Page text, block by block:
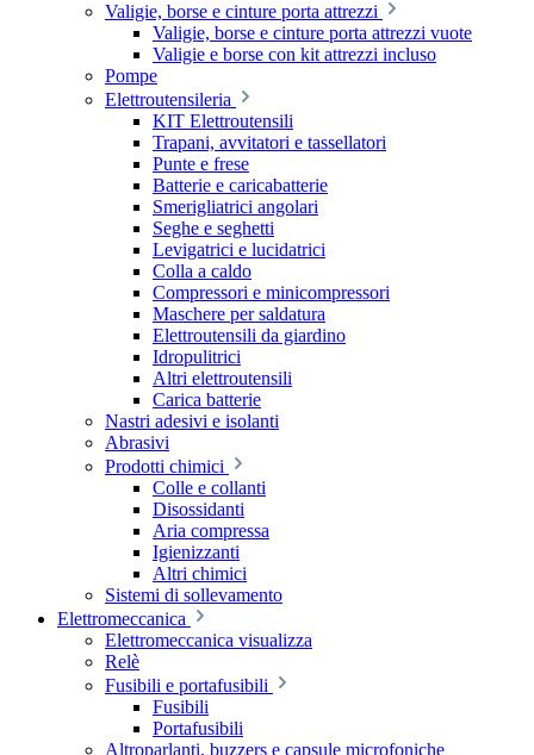
Valigie, borse e cinture porta attrezzi
Valigie, borse e cinture porta attrezzi vuote
Valigie e borse con kit attrezzi incluso
Pompe
Elettroutensileria
KIT Elettroutensili
Trapani, avvitatori e tassellatori
Punte e frese
Batterie e caricabatterie
Smerigliatrici angolari
Seghe e seghetti
Levigatrici e lucidatrici
Colla a caldo
Compressori e minicompressori
Maschere per saldatura
Elettroutensili da giardino
Idropulitrici
Altri elettroutensili
Carica batterie
Nastri adesivi e isolanti
Abrasivi
Prodotti chimici
Colle e collanti
Disossidanti
Aria compressa
Igienizzanti
Altri chimici
Sistemi di sollevamento
Elettromeccanica
Elettromeccanica visualizza
Relè
Fusibili e portafusibili
Fusibili
Portafusibili
Altroparlanti, buzzers e capsule microfoniche